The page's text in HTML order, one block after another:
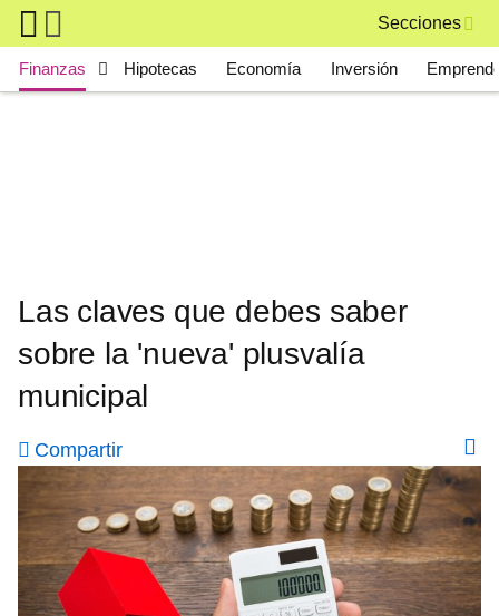
Skip to main content
Secciones
Main navigation
Finanzas Hipotecas Economía Inversión
Las claves que debes saber
sobre la 'nueva' plusvalía
municipal
Compartir